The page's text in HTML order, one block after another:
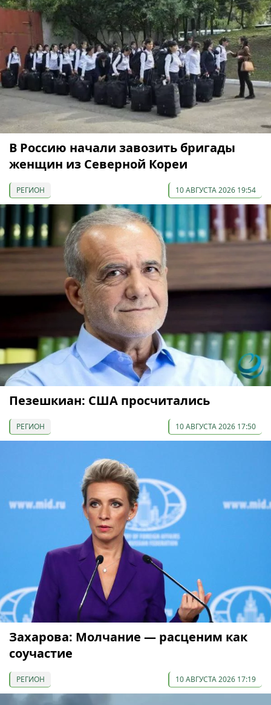
В Россию начали завозить бригады
женщин из Северной Кореи
РЕГИОН 10 АВГУСТА 2026 19:54
Пезешкиан: США просчитались
РЕГИОН 10 АВГУСТА 2026 17:50
Захарова: Молчание — расценим как
соучастие
РЕГИОН 10 АВГУСТА 2026 17:19